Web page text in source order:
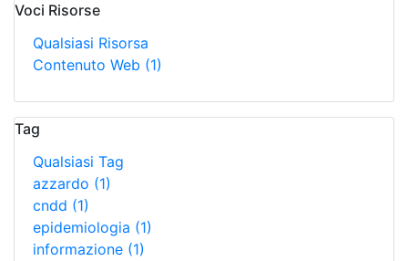
Voci Risorse
Qualsiasi Risorsa
Contenuto Web (1)
Tag
Qualsiasi Tag
azzardo (1)
cndd (1)
epidemiologia (1)
informazione (1)